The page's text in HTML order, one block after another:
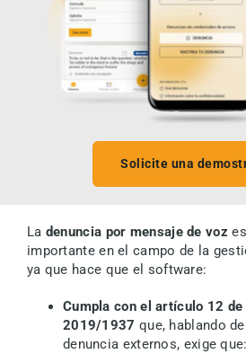
Solicite una
La denuncia por mensaje de voz
importante en el campo de la
ya que hace que el software:
Cumpla con el artículo 12
2019/1937 que, hablando
denuncia externos, exige que: